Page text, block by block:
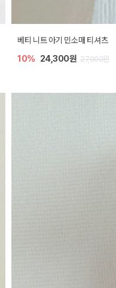
베티 니트 아기 민소매 티셔츠
10% 24,300원 27,000원